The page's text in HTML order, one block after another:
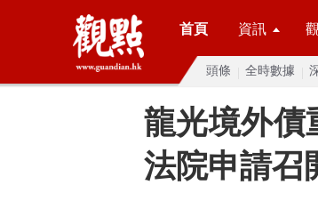
首頁 資訊
頭條 全時數據
龍光境外債
法院申請召